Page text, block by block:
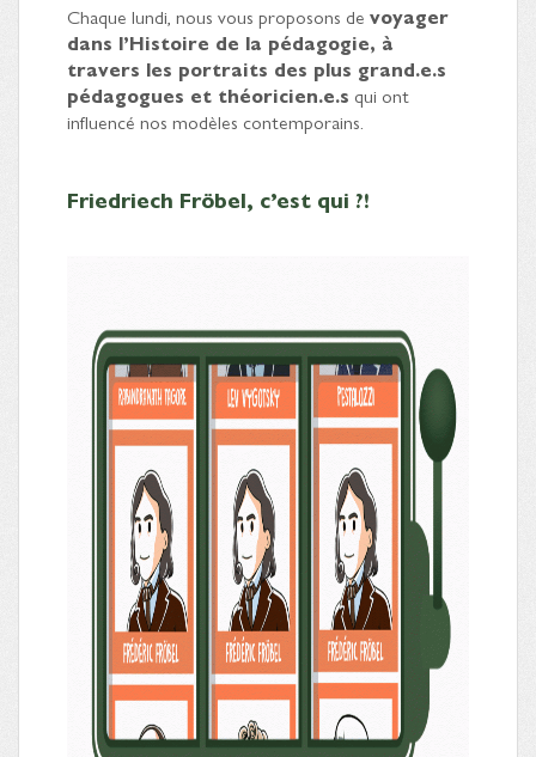
Chaque lundi, nous vous proposons de voyager
dans l’Histoire de la pédagogie, à
travers les portraits des plus grand.e.s
pédagogues et théoricien.e.s qui ont
influencé nos modèles contemporains.
Friedriech Fröbel, c’est qui ?!